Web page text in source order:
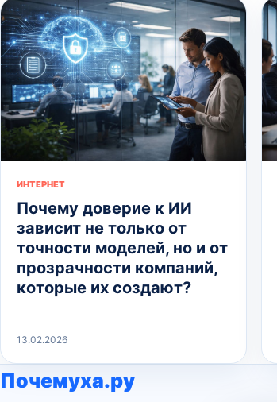
ИНТЕРНЕТ
Почему доверие к ИИ
зависит не только от
точности моделей, но и от
прозрачности компаний,
которые их создают?
13.02.2026
Почемуха.ру